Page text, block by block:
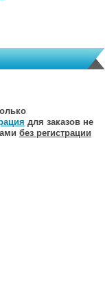
для заказов не
без регистрации